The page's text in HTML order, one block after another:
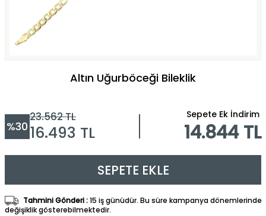
Altın Uğurböceği Bileklik
%30
23.562TL
16.493 TL
Sepete Ek İndirim
14.844 TL
SEPETE EKLE
Tahmini Gönderi :15 iş günüdür. Bu süre kampanya dönemlerinde
değişiklik gösterebilmektedir.